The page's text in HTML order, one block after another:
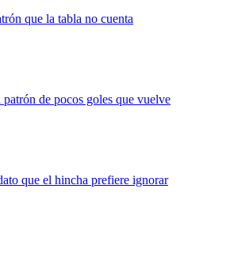
que la tabla no cuenta
de pocos goles que vuelve
que el hincha prefiere ignorar